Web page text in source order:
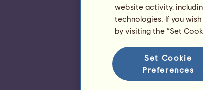
website activity,
technologies. If you
by visiting the “Set
Set Cookie
Preferences